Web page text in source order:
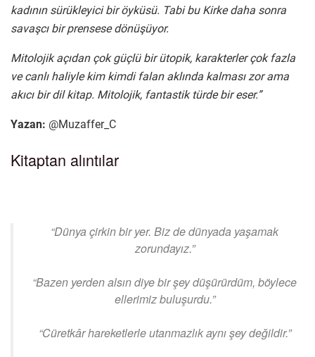
kadının sürükleyici bir öyküsü. Tabi bu Kirke daha sonra
savaşcı bir prensese dönüşüyor.
Mitolojik açıdan çok güçlü bir ütopik, karakterler çok fazla
ve canlı haliyle kim kimdi falan aklında kalması zor ama
akıcı bir dil kitap. Mitolojik, fantastik türde bir eser.”
Yazan: @Muzaffer_C
Kitaptan alıntılar
“Dünya çirkin bir yer. Biz de dünyada yaşamak
zorundayız.”
“Bazen yerden alsın diye bir şey düşürürdüm, böylece
ellerimiz buluşurdu.”
“Cüretkâr hareketlerle utanmazlık aynı şey değildir.”